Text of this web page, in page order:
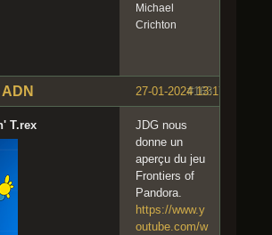
Michael
Crichton
#163
27-01-2024 13:17:23
T.rex
JDG nous
donne un
aperçu du jeu
Frontiers of
Pandora.
https://www.y
outube.com/w